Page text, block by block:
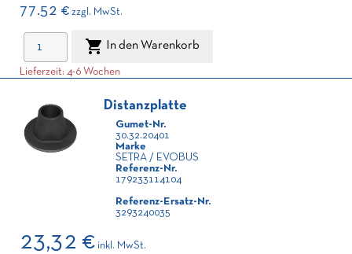
77.52 € zzgl. MwSt.
 In den Warenkorb
Lieferzeit: 4-6 Wochen
Distanzplatte
Gumet-Nr.
30.32.20401
Marke
SETRA / EVOBUS
Referenz-Nr.
179233114104
Referenz-Ersatz-Nr.
3293240035
23,32 € inkl. MwSt.